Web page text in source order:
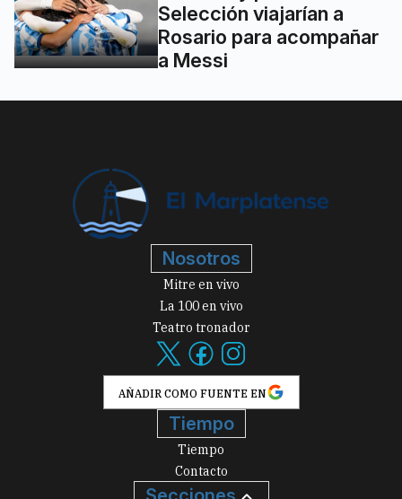
Selección viajarían a
Rosario para acompañar
a Messi
Nosotros
Mitre en vivo
La 100 en vivo
Teatro tronador
AÑADIR COMO FUENTE EN
Tiempo
Tiempo
Contacto